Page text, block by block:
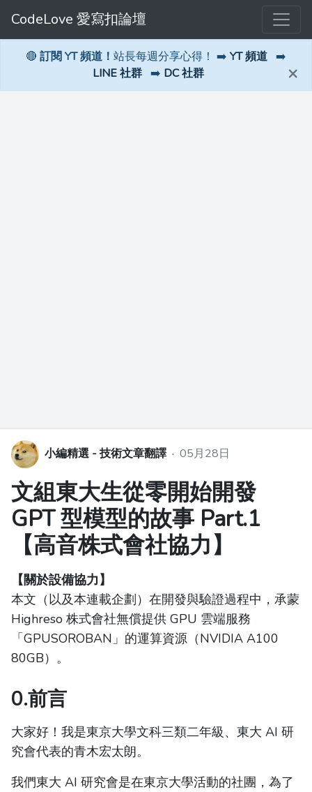
CodeLove 愛寫扣論壇
🔴 訂閱 YT 頻道！ 站長每週分享心得！ ➡️ YT 頻道 ➡️
LINE 社群 ➡️ DC 社群 ×
小編精選 - 技術文章翻譯 · 05月28日
文組東大生從零開始開發
GPT 型模型的故事 Part.1
【高音株式會社協力】
【關於設備協力】
本文（以及本連載企劃）在開發與驗證過程中，承蒙
Highreso 株式會社無償提供 GPU 雲端服務
「GPUSOROBAN」的運算資源（NVIDIA A100
80GB）。
0.前言
大家好！我是東京大學文科三類二年級、東大 AI 研
究會代表的青木宏太朗。
我們東大 AI 研究會是在東京大學活動的社團，為了